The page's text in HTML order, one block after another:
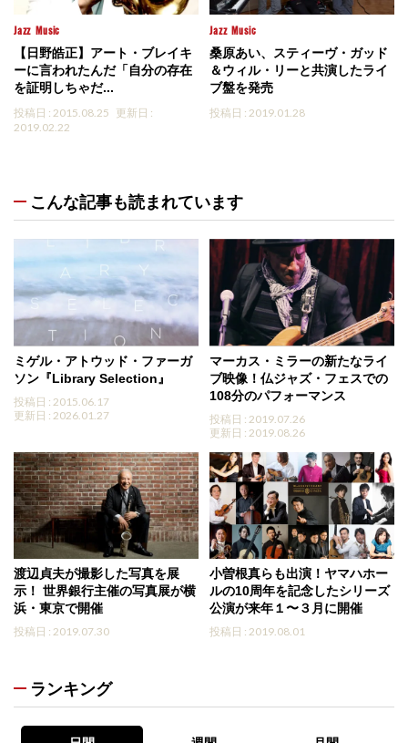
Jazz Music
【日野皓正】アート・ブレイキ
ーに言われたんだ「自分の存在
を証明しちゃだ...
投稿日 : 2015.08.25 更新日 :
2019.02.22
Jazz Music
桑原あい、スティーヴ・ガッド
＆ウィル・リーと共演したライ
ブ盤を発売
投稿日 : 2019.01.28
こんな記事も読まれています
ミゲル・アトウッド・ファーガ
ソン『Library Selection』
投稿日 : 2015.06.17
更新日 : 2026.01.27
マーカス・ミラーの新たなライ
ブ映像！仏ジャズ・フェスでの
108分のパフォーマンス
投稿日 : 2019.07.26
更新日 : 2019.08.26
渡辺貞夫が撮影した写真を展
示！ 世界銀行主催の写真展が横
浜・東京で開催
投稿日 : 2019.07.30
小曽根真らも出演！ヤマハホー
ルの10周年を記念したシリーズ
公演が来年１〜３月に開催
投稿日 : 2019.08.01
ランキング